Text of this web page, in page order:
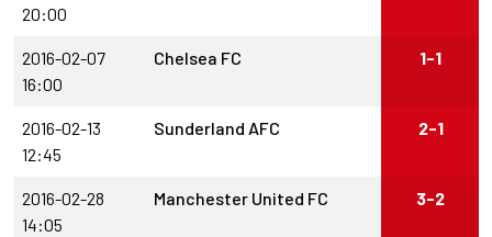
20:00
2016-02-07
16:00
Chelsea FC 1-1
2016-02-13
12:45
Sunderland AFC 2-1
2016-02-28
14:05
Manchester United FC 3-2